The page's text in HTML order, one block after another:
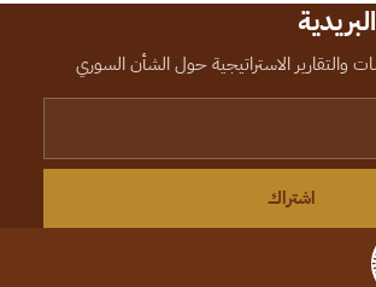
الاستراتيجية حول الشأن السوري
اشتراك